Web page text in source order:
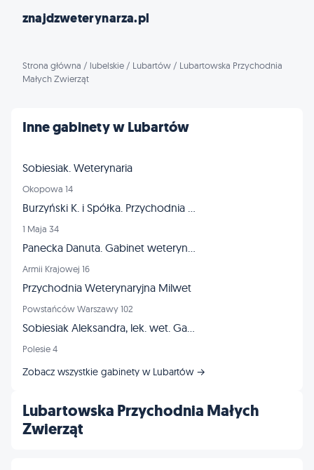
znajdzweterynarza.pl
Strona główna / lubelskie / Lubartów / Lubartowska Przychodnia
Małych Zwierząt
Lubartowska Przychodnia Małych
Zwierząt
Inne gabinety w Lubartów
Sobiesiak. Weterynaria
Okopowa 14
Burzyński K. i Spółka. Przychodnia dla zwierząt
1 Maja 34
Panecka Danuta. Gabinet weterynaryjny
Armii Krajowej 16
Przychodnia Weterynaryjna Milwet
Powstańców Warszawy 102
Sobiesiak Aleksandra, lek. wet. Gabinet
Polesie 4
Zobacz wszystkie gabinety w Lubartów →